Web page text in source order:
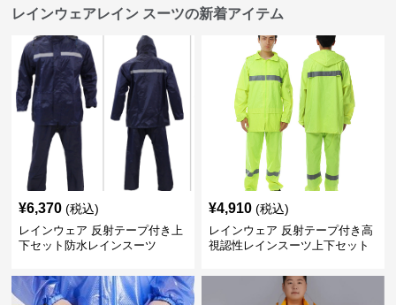
レインウェアレイン スーツの新着アイテム
¥6,370 (税込)
レインウェア 反射テープ付き上
下セット防水レインスーツ
¥4,910 (税込)
レインウェア 反射テープ付き高
視認性レインスーツ上下セット